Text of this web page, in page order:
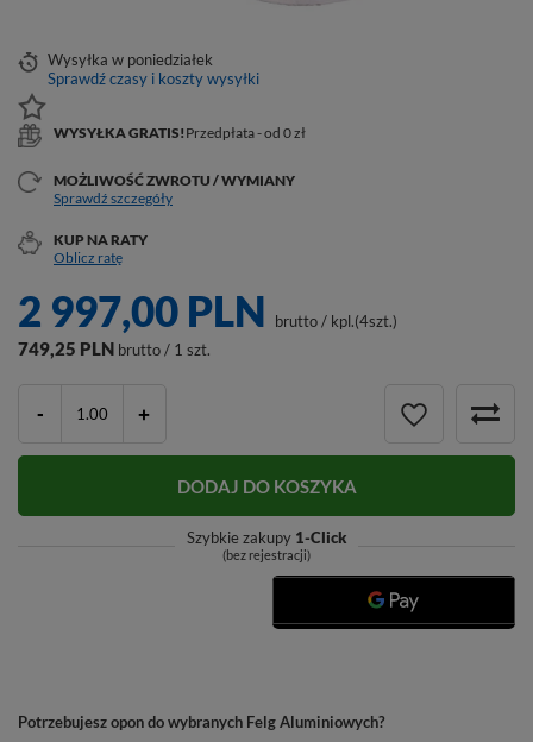
2 997,00 PLN brutto/ kpl.(4szt.)
749,25 PLN brutto / 1 szt.
- +
DODAJ DO KOSZYKA
Szybkie zakupy 1-Click
(bez rejestracji)
Wysyłka w poniedziałek
Sprawdź czasy i koszty wysyłki
WYSYŁKA GRATIS! Przedpłata - od 0 zł
MOŻLIWOŚĆ ZWROTU / WYMIANY
Sprawdź szczegóły
KUP NA RATY
Oblicz ratę
Potrzebujesz opon do wybranych Felg Aluminiowych?